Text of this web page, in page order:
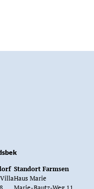
Standort Farmsen
Haus Marie